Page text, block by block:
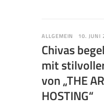
ALLGEMEIN 10. JUNI
Chivas
mit
von „THE
HOSTING“